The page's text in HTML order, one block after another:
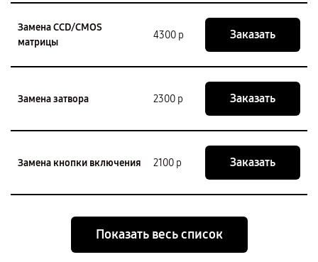
Замена CCD/CMOS
матрицы
4300 р Заказать
Замена затвора 2300 р Заказать
Замена кнопки включения 2100 р Заказать
Показать весь список